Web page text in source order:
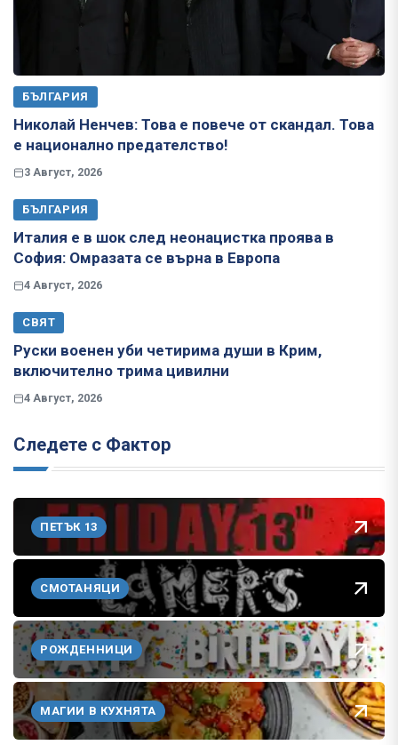
БЪЛГАРИЯ
Николай Ненчев: Това е повече от скандал. Това
е национално предателство!
3 Август, 2026
БЪЛГАРИЯ
Италия е в шок след неонацистка проява в
София: Омразата се върна в Европа
4 Август, 2026
СВЯТ
Руски военен уби четирима души в Крим,
включително трима цивилни
4 Август, 2026
Следете с Фактор
ПЕТЪК 13
СМОТАНЯЦИ
РОЖДЕННИЦИ
МАГИИ В КУХНЯТА